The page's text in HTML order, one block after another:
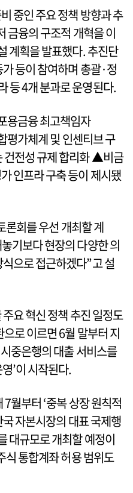
중인 주요 정책 방향과 추
금융의 구조적 개혁을 이
계획을 발표했다. 추진단
등이 참여하며 총괄·정
등 4개 분과로 운영된다.
용금융 최고책임자
평가체계 및 인센티브 구
전성 규제 합리화 ▲비금
인프라 구축 등이 제시됐
론회를 우선 개최할 계
기보다 현장의 다양한 의
으로 접근하겠다”고 설
요 혁신 정책 추진 일정도
로 이르면 6월 말부터 지
중은행의 대출 서비스를
’이 시작된다.
월부터 ‘중복 상장 원칙적
자본시장의 대표 국제행
대규모로 개최할 예정이
식 통합계좌 허용 범위도